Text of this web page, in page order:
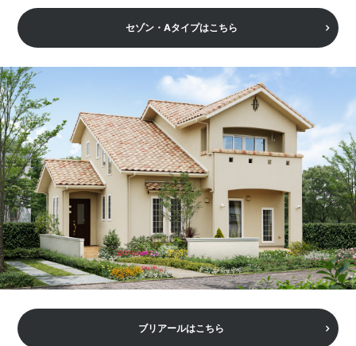
セゾン・Aタイプはこちら
ブリアールはこちら